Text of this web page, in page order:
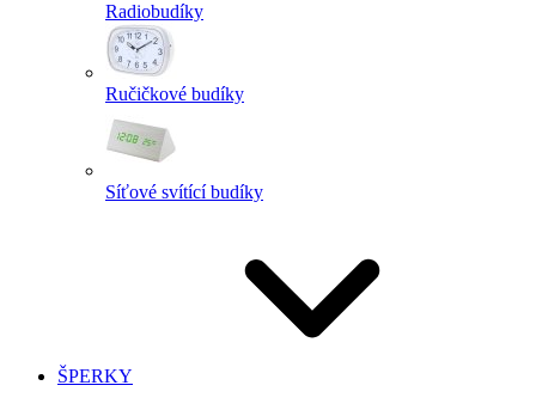
Radiobudíky
Ručičkové budíky
Síťové svítící budíky
ŠPERKY